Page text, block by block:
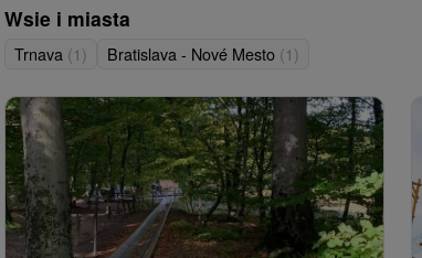
Wsie i miasta
Trnava (1) Bratislava - Nové Mesto (1)